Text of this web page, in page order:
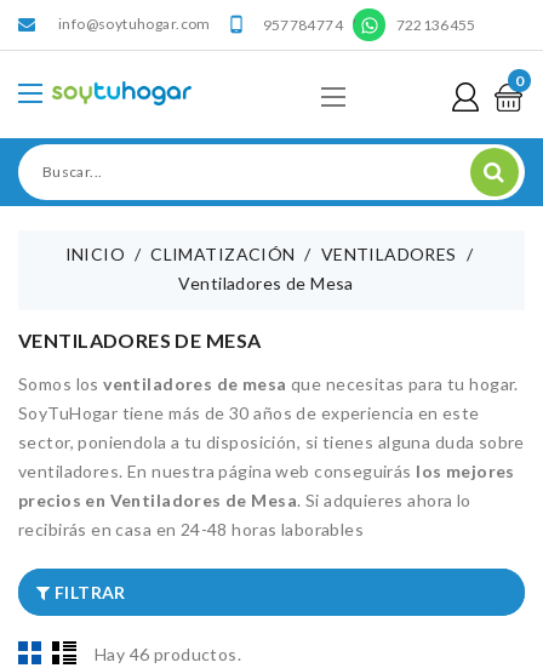
info@soytuhogar.com  957784774 ' 722136455
0
INICIO CLIMATIZACIÓN
VENTILADORES
Ventiladores de Mesa
VENTILADORES DE MESA
Somos los ventiladores de mesa que necesitas para tu hogar.
SoyTuHogar tiene más de 30 años de experiencia en este
sector, poniendola a tu disposición, si tienes alguna duda sobre
ventiladores. En nuestra página web conseguirás los mejores
precios en Ventiladores de Mesa. Si adquieres ahora lo
recibirás en casa en 24-48 horas laborables
FILTRAR
Hay 46 productos.